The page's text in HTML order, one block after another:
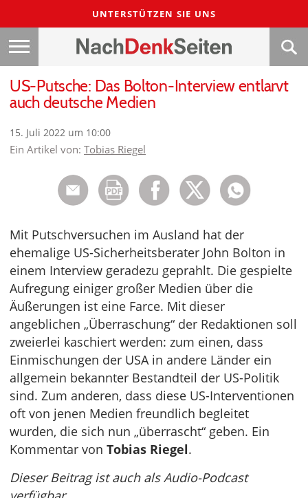
UNTERSTÜTZEN SIE UNS
US-Putsche: Das Bolton-Interview entlarvt
auch deutsche Medien
15. Juli 2022 um 10:00
Ein Artikel von: Tobias Riegel
Mit Putschversuchen im Ausland hat der
ehemalige US-Sicherheitsberater John Bolton in
einem Interview geradezu geprahlt. Die gespielte
Aufregung einiger großer Medien über die
Äußerungen ist eine Farce. Mit dieser
angeblichen „Überraschung“ der Redaktionen soll
zweierlei kaschiert werden: zum einen, dass
Einmischungen der USA in andere Länder ein
allgemein bekannter Bestandteil der US-Politik
sind. Zum anderen, dass diese US-Interventionen
oft von jenen Medien freundlich begleitet
wurden, die sich nun „überrascht“ geben. Ein
Kommentar von Tobias Riegel.
Dieser Beitrag ist auch als Audio-Podcast